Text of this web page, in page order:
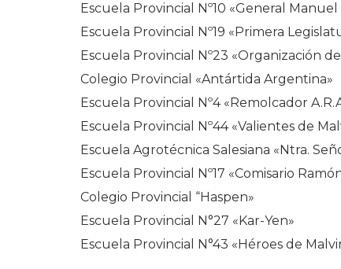
Escuela Provincial Nº10 «General
Escuela Provincial Nº19 «Primera
Escuela Provincial Nº23 «Organización
Colegio Provincial «Antártida Argentina»
Escuela Provincial Nº4 «Remolcador
Escuela Provincial Nº44 «Valientes de
Escuela Agrotécnica Salesiana «Ntra.
Escuela Provincial Nº17 «Comisario
Colegio Provincial “Haspen»
Escuela Provincial N°27 «Kar-Yen»
Escuela Provincial N°43 «Héroes de